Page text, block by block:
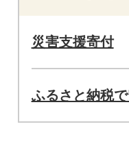
災害支援寄付
ふるさと納税